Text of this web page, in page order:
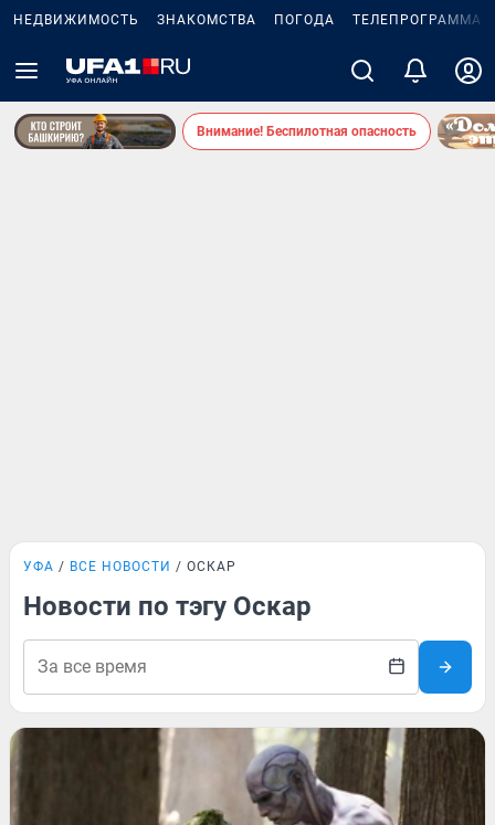
НЕДВИЖИМОСТЬ ЗНАКОМСТВА ПОГОДА ТЕЛЕПРОГРАММА
Внимание! Беспилотная опасность
УФА ВСЕ НОВОСТИ ОСКАР
Новости по тэгу Оскар